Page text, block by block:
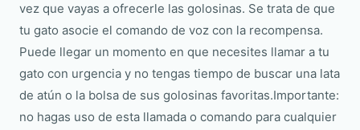
vez que vayas a ofrecerle las golosinas. Se trata de que
tu gato asocie el comando de voz con la recompensa.
Puede llegar un momento en que necesites llamar a tu
gato con urgencia y no tengas tiempo de buscar una lata
de atún o la bolsa de sus golosinas favoritas.Importante:
no hagas uso de esta llamada o comando para cualquier